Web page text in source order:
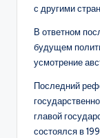
с другими
В ответном
будущем
усмотрение
Последний
главой
состоялся в